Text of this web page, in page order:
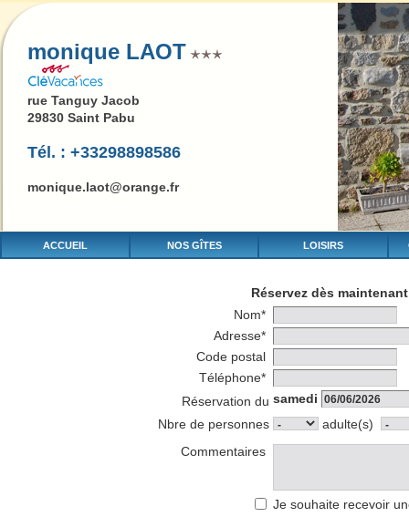
monique LAOT
rue Tanguy Jacob
29830 Saint Pabu
Tél. : +33298898586
monique.laot@orange.fr
ACCUEIL NOS GÎTES LOISIRS
Réservez dès
Nom*
Adresse*
Code postal
Téléphone*
Réservation du samedi
Nbre de personnes
adulte(s)
Commentaires
Je souhaite recevoir